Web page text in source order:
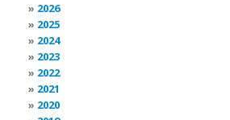
2026
2025
2024
2023
2022
2021
2020